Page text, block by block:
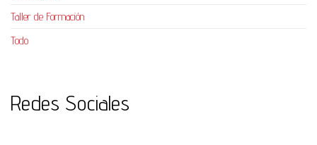
Taller de Formación
Todo
Redes Sociales